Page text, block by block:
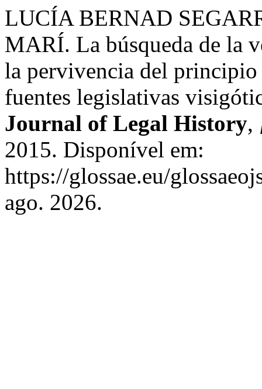
LUCÍA BERNAD
MARÍ. La búsqueda de la
la pervivencia del
fuentes legislativas
Journal of Legal History,
2015. Disponível em:
https://glossae.eu/
ago. 2026.